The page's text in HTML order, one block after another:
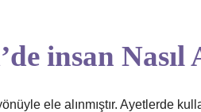
insan Nasıl
ele alınmıştır. Ayetlerde